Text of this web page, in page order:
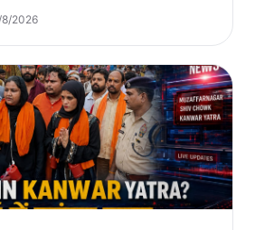
2026